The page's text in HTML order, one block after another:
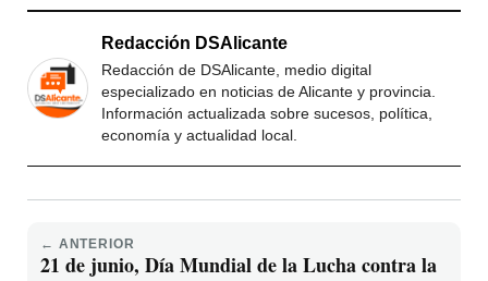
Redacción DSAlicante
Redacción de DSAlicante, medio digital
especializado en noticias de Alicante y provincia.
Información actualizada sobre sucesos, política,
economía y actualidad local.
← ANTERIOR
21 de junio, Día Mundial de la Lucha contra la